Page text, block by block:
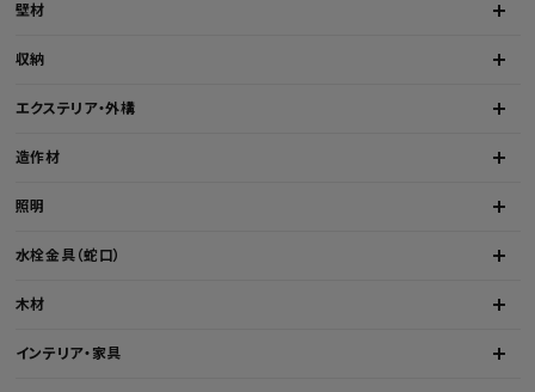
壁材
収納
エクステリア・外構
造作材
照明
水栓金具（蛇口）
木材
インテリア・家具